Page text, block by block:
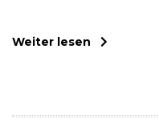
Weiter lesen